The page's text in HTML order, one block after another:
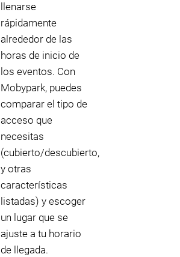
llenarse
rápidamente
alrededor de las
horas de inicio de
los eventos. Con
Mobypark, puedes
comparar el tipo de
acceso que
necesitas
(cubierto/descubierto,
y otras
características
listadas) y escoger
un lugar que se
ajuste a tu horario
de llegada.